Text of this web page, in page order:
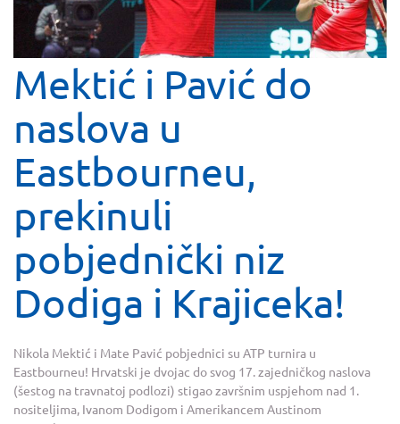
Mektić i Pavić do
naslova u
Eastbourneu,
prekinuli
pobjednički niz
Dodiga i Krajiceka!
Nikola Mektić i Mate Pavić pobjednici su ATP turnira u
Eastbourneu! Hrvatski je dvojac do svog 17. zajedničkog naslova
(šestog na travnatoj podlozi) stigao završnim uspjehom nad 1.
nositeljima, Ivanom Dodigom i Amerikancem Austinom